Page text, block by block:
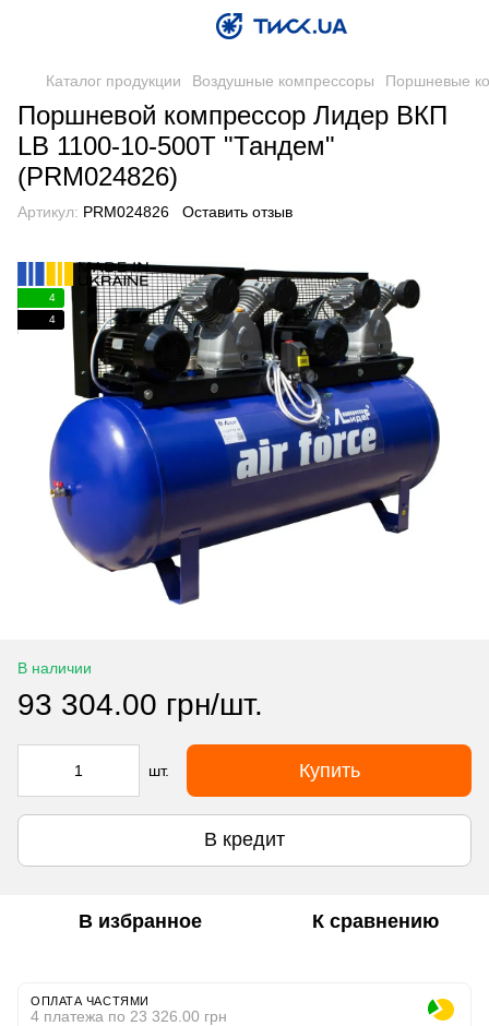
Каталог продукции Воздушные компрессоры Поршневые
Поршневой компрессор Лидер ВКП
LB 1100-10-500T "Тандем"
(PRM024826)
Артикул: PRM024826 Оставить отзыв
4
4
В наличии
93 304.00 грн/шт.
шт. Купить
В кредит
В избранное К сравнению
ОПЛАТА ЧАСТЯМИ
4 платежа по 23 326.00 грн